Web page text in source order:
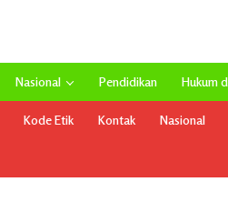
Nasional Pendidikan Hukum
Kode Etik Kontak Nasional